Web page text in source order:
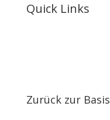
Quick Links
Zurück zur Basis